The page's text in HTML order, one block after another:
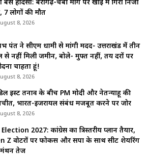
बस हादसा: बैरागढ़-चंबा मार्ग पर खाई में गिरी निजी
7 लोगों की मौत
8, 2026
पंत ने सीएम धामी से मांगी मदद- उत्तराखंड में तीन
से नहीं मिली जमीन, बोले- मुफ्त नहीं, तय दरों पर
चाहता हूं!
8, 2026
ईस्ट तनाव के बीच PM मोदी और नेतन्याहू की
भारत-इजरायल संबंध मजबूत करने पर जोर
8, 2026
Election 2027: कांग्रेस का त्रिस्तरीय प्लान तैयार,
Z वोटरों पर फोकस और सपा के साथ सीट शेयरिंग
तेज